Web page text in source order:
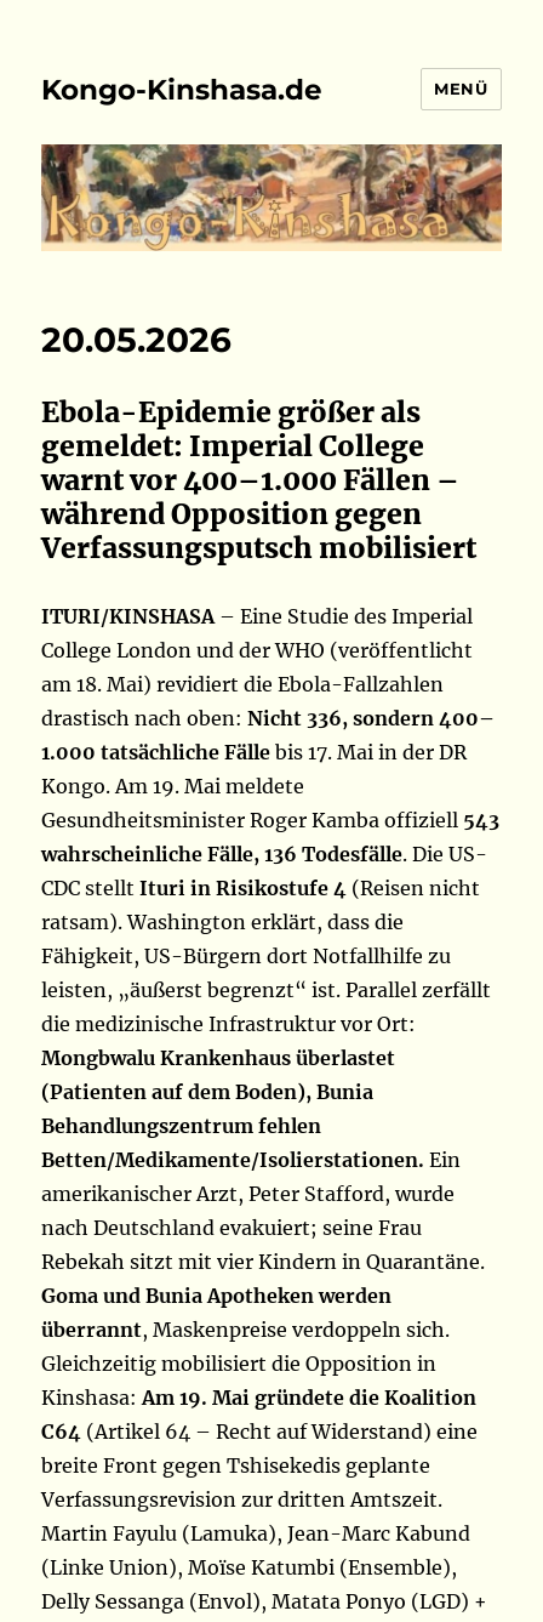
Kongo-Kinshasa.de MENÜ
20.05.2026
Ebola-Epidemie größer als
gemeldet: Imperial College
warnt vor 400–1.000 Fällen –
während Opposition gegen
Verfassungsputsch mobilisiert
ITURI/KINSHASA– Eine Studie des Imperial
College London und der WHO (veröffentlicht
am 18. Mai) revidiert die Ebola-Fallzahlen
drastisch nach oben:Nicht 336, sondern 400–
1.000 tatsächliche Fälle bis 17. Mai in der DR
Kongo. Am 19. Mai meldete
Gesundheitsminister Roger Kamba offiziell 543
wahrscheinliche Fälle, 136 Todesfälle. Die US-
CDC stelltIturi in Risikostufe 4 (Reisen nicht
ratsam). Washington erklärt, dass die
Fähigkeit, US-Bürgern dort Notfallhilfe zu
leisten, „äußerst begrenzt“ ist. Parallel zerfällt
die medizinische Infrastruktur vor Ort:
Mongbwalu Krankenhaus überlastet
(Patienten auf dem Boden), Bunia
Behandlungszentrum fehlen
Betten/Medikamente/Isolierstationen. Ein
amerikanischer Arzt, Peter Stafford, wurde
nach Deutschland evakuiert; seine Frau
Rebekah sitzt mit vier Kindern in Quarantäne.
Goma und Bunia Apotheken werden
überrannt, Maskenpreise verdoppeln sich.
Gleichzeitig mobilisiert die Opposition in
Kinshasa:Am 19. Mai gründete die Koalition
C64 (Artikel 64 – Recht auf Widerstand) eine
breite Front gegen Tshisekedis geplante
Verfassungsrevision zur dritten Amtszeit.
Martin Fayulu (Lamuka), Jean-Marc Kabund
(Linke Union), Moïse Katumbi (Ensemble),
Delly Sessanga (Envol), Matata Ponyo (LGD) +